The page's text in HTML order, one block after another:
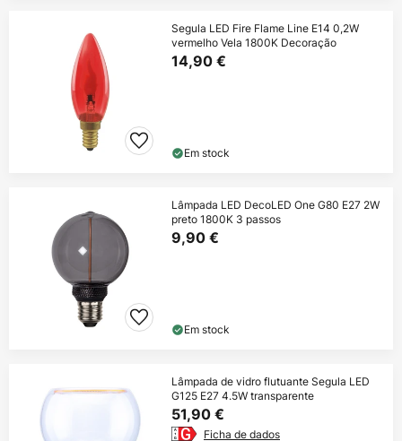
Segula LED Fire Flame Line E14 0,2W
vermelho Vela 1800K Decoração
14,90 €
Em stock
Lâmpada LED DecoLED One G80 E27 2W
preto 1800K 3 passos
9,90 €
Em stock
Lâmpada de vidro flutuante Segula LED
G125 E27 4.5W transparente
51,90 €
Ficha de dados